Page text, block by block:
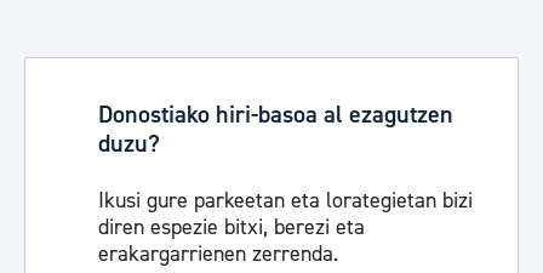
Donostiako hiri-basoa al ezagutzen
duzu?
Ikusi gure parkeetan eta lorategietan bizi
diren espezie bitxi, berezi eta
erakargarrienen zerrenda.